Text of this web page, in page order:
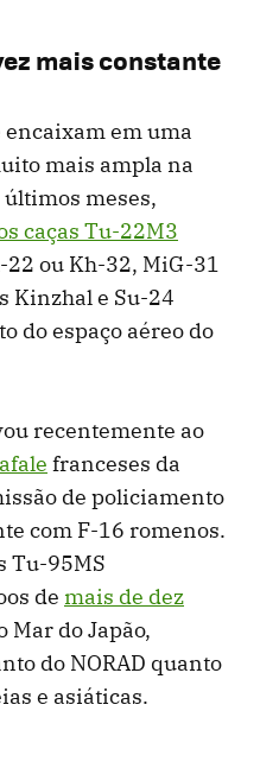
mais constante
encaixam em uma
mais ampla na
últimos meses,
caças Tu-22M3
ou Kh-32, MiG-31
Kinzhal e Su-24
do espaço aéreo do
recentemente ao
franceses da
de policiamento
com F-16 romenos.
Tu-95MS
de mais de dez
Mar do Japão,
do NORAD quanto
e asiáticas.